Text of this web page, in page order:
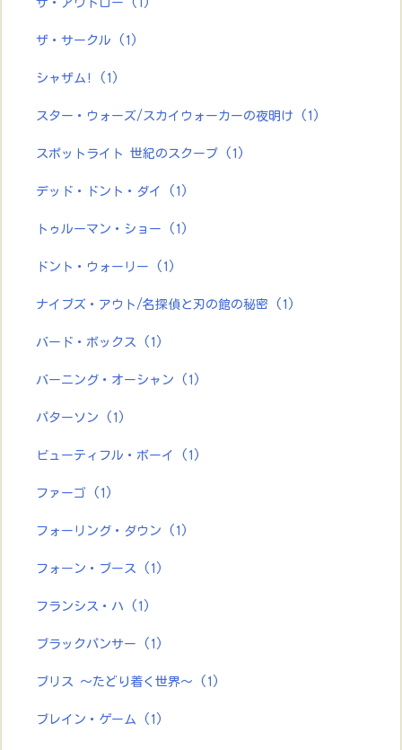
ザ・アウトロー (1)
ザ・サークル (1)
シャザム! (1)
スター・ウォーズ/スカイウォーカーの夜明け (1)
スポットライト 世紀のスクープ (1)
デッド・ドント・ダイ (1)
トゥルーマン・ショー (1)
ドント・ウォーリー (1)
ナイブズ・アウト/名探偵と刃の館の秘密 (1)
バード・ボックス (1)
バーニング・オーシャン (1)
パターソン (1)
ビューティフル・ボーイ (1)
ファーゴ (1)
フォーリング・ダウン (1)
フォーン・ブース (1)
フランシス・ハ (1)
ブラックパンサー (1)
ブリス ～たどり着く世界～ (1)
ブレイン・ゲーム (1)